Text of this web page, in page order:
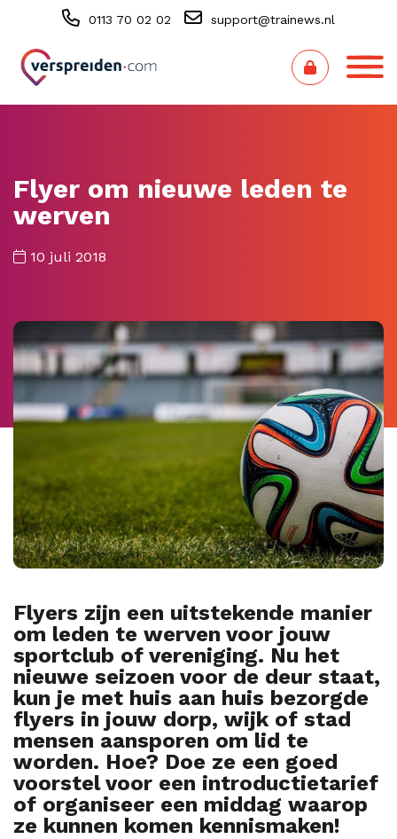
0113 70 02 02 support@trainews.nl
Flyer om nieuwe leden te
werven
10 juli 2018
Flyers zijn een uitstekende manier
om leden te werven voor jouw
sportclub of vereniging. Nu het
nieuwe seizoen voor de deur staat,
kun je met huis aan huis bezorgde
flyers in jouw dorp, wijk of stad
mensen aansporen om lid te
worden. Hoe? Doe ze een goed
voorstel voor een introductietarief
of organiseer een middag waarop
ze kunnen komen kennismaken!